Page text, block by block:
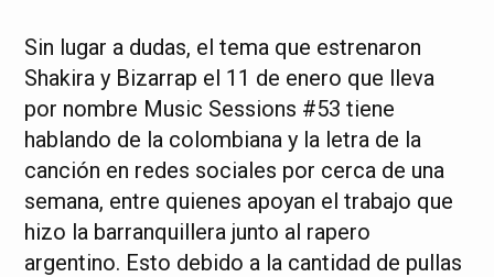
Sin lugar a dudas, el tema que estrenaron
Shakira y Bizarrap el 11 de enero que lleva
por nombre Music Sessions #53 tiene
hablando de la colombiana y la letra de la
canción en redes sociales por cerca de una
semana, entre quienes apoyan el trabajo que
hizo la barranquillera junto al rapero
argentino. Esto debido a la cantidad de pullas